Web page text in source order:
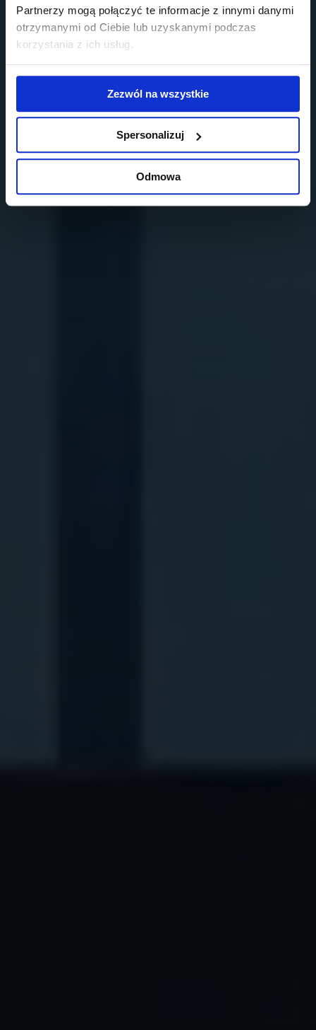
Partnerzy mogą połączyć te informacje z innymi danymi
otrzymanymi od Ciebie lub uzyskanymi podczas
korzystania z ich usług.
Zezwól na wszystkie
Spersonalizuj
Odmowa